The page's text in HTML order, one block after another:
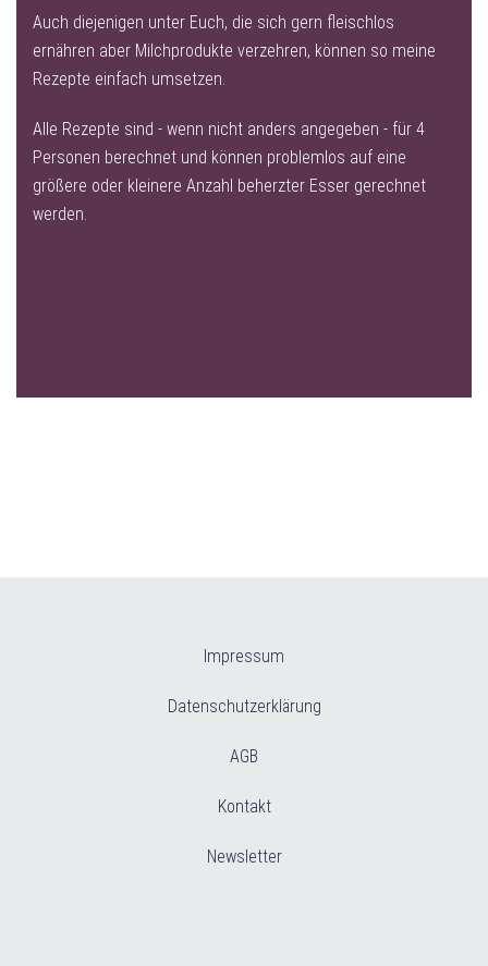
Auch diejenigen unter Euch, die sich gern fleischlos
ernähren aber Milchprodukte verzehren, können so meine
Rezepte einfach umsetzen.
Alle Rezepte sind - wenn nicht anders angegeben - für 4
Personen berechnet und können problemlos auf eine
größere oder kleinere Anzahl beherzter Esser gerechnet
werden.
Impressum
Datenschutzerklärung
AGB
Kontakt
Newsletter